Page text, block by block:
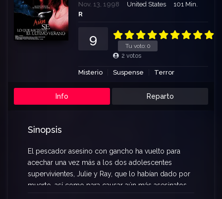
Nov. 13, 1998 United States
101 Min.
R
Tu voto: 0
9
2 votos
Misterio Suspense Terror
Info Reparto
Sinopsis
El pescador asesino con gancho ha vuelto para
acechar una vez más a los dos adolescentes
supervivientes, Julie y Ray, que lo habían dado por
muerto, así como para causar aún más asesinatos